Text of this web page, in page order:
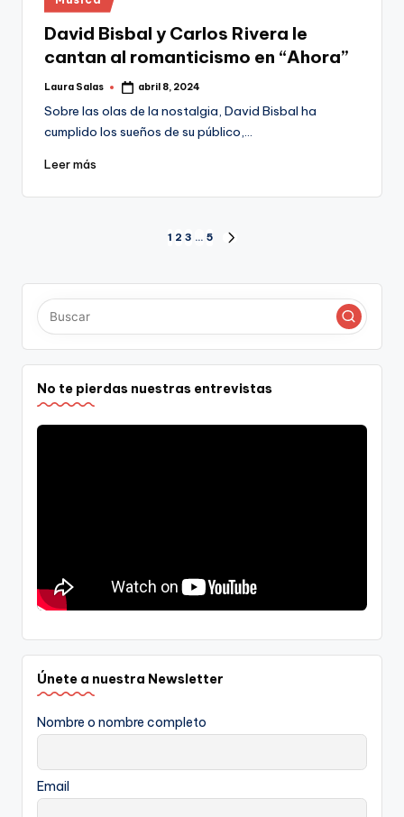
en
David Bisbal y Carlos Rivera le
cantan al romanticismo en “Ahora”
Publicado
Laura Salas abril 8, 2024
Sobre las olas de la nostalgia, David Bisbal ha
cumplido los sueños de su público,…
Leer más
Paginación
de
entradas
1 2 3 … 5
No te pierdas nuestras entrevistas
Únete a nuestra Newsletter
Nombre o nombre completo
Email